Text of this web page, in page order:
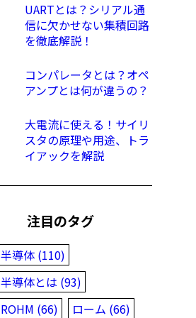
UARTとは？シリアル通
信に欠かせない集積回路
を徹底解説！
コンパレータとは？オペ
アンプとは何が違うの？
大電流に使える！サイリ
スタの原理や用途、トラ
イアックを解説
注目のタグ
半導体 (110)
半導体とは (93)
ROHM (66)
ローム (66)